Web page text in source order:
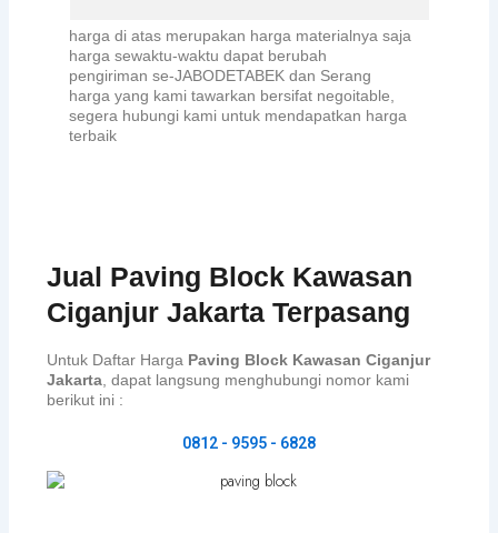
harga di atas merupakan harga materialnya saja
harga sewaktu-waktu dapat berubah
pengiriman se-JABODETABEK dan Serang
harga yang kami tawarkan bersifat negoitable,
segera hubungi kami untuk mendapatkan harga
terbaik
Jual Paving Block Kawasan
Ciganjur Jakarta Terpasang
Untuk Daftar Harga Paving Block Kawasan Ciganjur
Jakarta , dapat langsung menghubungi nomor kami
berikut ini :
0812 - 9595 - 6828